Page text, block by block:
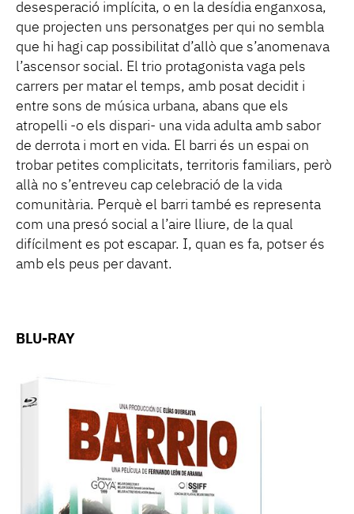
desesperació implícita, o en la desídia enganxosa,
que projecten uns personatges per qui no sembla
que hi hagi cap possibilitat d’allò que s’anomenava
l’ascensor social. El trio protagonista vaga pels
carrers per matar el temps, amb posat decidit i
entre sons de música urbana, abans que els
atropelli -o els dispari- una vida adulta amb sabor
de derrota i mort en vida. El barri és un espai on
trobar petites complicitats, territoris familiars, però
allà no s’entreveu cap celebració de la vida
comunitària. Perquè el barri també es representa
com una presó social a l’aire lliure, de la qual
difícilment es pot escapar. I, quan es fa, potser és
amb els peus per davant.
BLU-RAY